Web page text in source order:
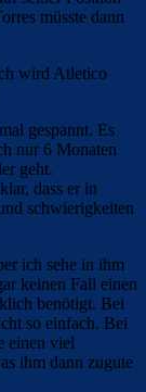
müsste dann
wird Atletico
gespannt. Es
nur 6 Monaten
geht.
dass er in
schwierigkeiten
ich sehe in ihm
keinen Fall einen
benötigt. Bei
so einfach. Bei
einen viel
ihm dann zugute